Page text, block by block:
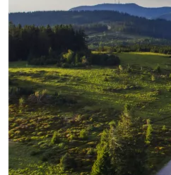
Destinations
Bateaux
Informations
Contact